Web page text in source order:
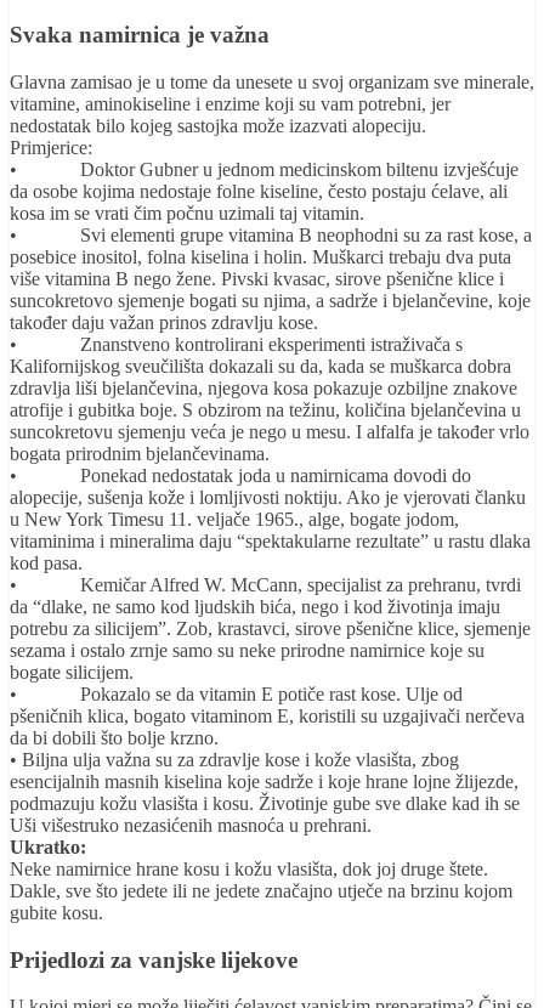
Svaka namirnica je važna
Glavna zamisao je u tome da unesete u svoj organizam sve minerale,
vitamine, aminokiseline i enzime koji su vam potrebni, jer
nedostatak bilo kojeg sastojka može izazvati alopeciju.
Primjerice:
• Doktor Gubner u jednom medicinskom biltenu izvješćuje
da osobe kojima nedostaje folne kiseline, često postaju ćelave, ali
kosa im se vrati čim počnu uzimali taj vitamin.
• Svi elementi grupe vitamina B neophodni su za rast kose, a
posebice inositol, folna kiselina i holin. Muškarci trebaju dva puta
više vitamina B nego žene. Pivski kvasac, sirove pšenične klice i
suncokretovo sjemenje bogati su njima, a sadrže i bjelančevine, koje
također daju važan prinos zdravlju kose.
• Znanstveno kontrolirani eksperimenti istraživača s
Kalifornijskog sveučilišta dokazali su da, kada se muškarca dobra
zdravlja liši bjelančevina, njegova kosa pokazuje ozbiljne znakove
atrofije i gubitka boje. S obzirom na težinu, količina bjelančevina u
suncokretovu sjemenju veća je nego u mesu. I alfalfa je također vrlo
bogata prirodnim bjelančevinama.
• Ponekad nedostatak joda u namirnicama dovodi do
alopecije, sušenja kože i lomljivosti noktiju. Ako je vjerovati članku
u New York Timesu 11. veljače 1965., alge, bogate jodom,
vitaminima i mineralima daju “spektakularne rezultate” u rastu dlaka
kod pasa.
• Kemičar Alfred W. McCann, specijalist za prehranu, tvrdi
da “dlake, ne samo kod ljudskih bića, nego i kod životinja imaju
potrebu za silicijem”. Zob, krastavci, sirove pšenične klice, sjemenje
sezama i ostalo zrnje samo su neke prirodne namirnice koje su
bogate silicijem.
• Pokazalo se da vitamin E potiče rast kose. Ulje od
pšeničnih klica, bogato vitaminom E, koristili su uzgajivači nerčeva
da bi dobili što bolje krzno.
• Biljna ulja važna su za zdravlje kose i kože vlasišta, zbog
esencijalnih masnih kiselina koje sadrže i koje hrane lojne žlijezde,
podmazuju kožu vlasišta i kosu. Životinje gube sve dlake kad ih se
Uši višestruko nezasićenih masnoća u prehrani.
Ukratko:
Neke namirnice hrane kosu i kožu vlasišta, dok joj druge štete.
Dakle, sve što jedete ili ne jedete značajno utječe na brzinu kojom
gubite kosu.
Prijedlozi za vanjske lijekove